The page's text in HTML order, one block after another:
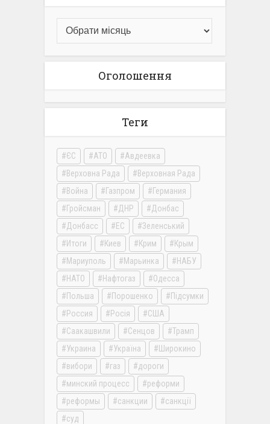
Оголошення
Теги
ЄС АТО
Авдеевка
Верховна Рада
Верховная Рада
Война
Газпром
Германия
Гройсман
ДНР
Донбас
Донбасс
ЕС
Зеленський
Итоги
Киев Крим
Крым
Мариуполь
Марьинка
НАБУ
НАТО
Нафтогаз
Одесса
Польша
Порошенко
Підсумки
Россия
Росія
США
Саакашвили
Сенцов
Трамп
Украина
Україна
Широкино
вибори
газ
дороги
минский процесс
реформи
реформы
санкции
санкції
суд